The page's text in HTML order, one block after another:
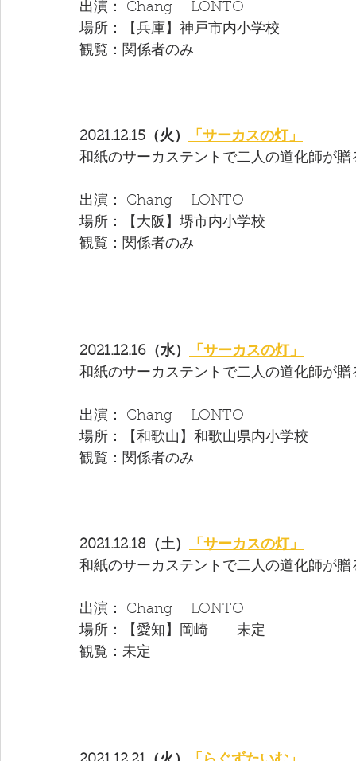
出演： Chang　 LONTO
場所：【兵庫】神戸市内小学校
観覧：関係者のみ
2021.12.15（火）
「サーカスの灯」
和紙のサーカステントで二人の道化師が
出演： Chang　 LONTO
場所：【大阪】堺市内小学校
観覧：関係者のみ
2021.12.16（水）
「サーカスの灯」
和紙のサーカステントで二人の道化師が
出演： Chang　 LONTO
場所：【和歌山】和歌山県内小学校
観覧：関係者のみ
2021.12.18（土）
「サーカスの灯」
和紙のサーカステントで二人の道化師が
出演： Chang　 LONTO
場所：【愛知】岡崎　　未定
観覧：未定